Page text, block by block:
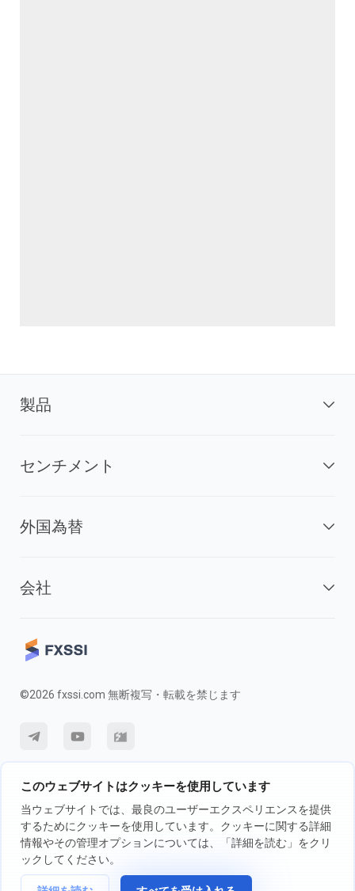
このウェブサイトはクッキーを使用しています
当ウェブサイトでは、最良のユーザーエクスペリエンスを提供
するためにクッキーを使用しています。クッキーに関する詳細
情報やその管理オプションについては、「詳細を読む」をクリ
ックしてください。
製品
センチメント
外国為替
会社
©2026 fxssi.com 無断複写・転載を禁じます
利用規約 プライバシーポリシー
リスク開示
クッキーポリシー
FXSSI LTDが運営するウェブサイト登録番号：13534801（イングラン